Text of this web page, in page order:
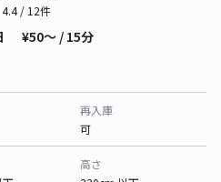
4.4/ 12件
¥50〜 / 15分
再入庫
可
高さ